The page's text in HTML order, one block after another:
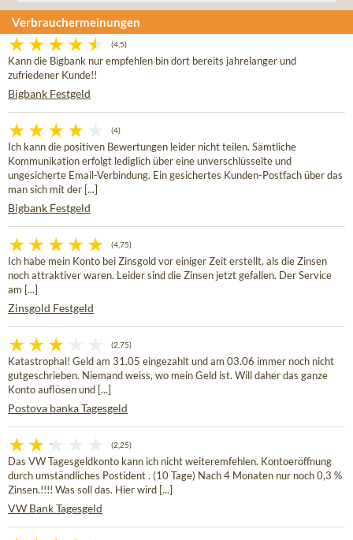
Verbrauchermeinungen
(4,5)
Kann die Bigbank nur empfehlen bin dort bereits jahrelanger und
zufriedener Kunde!!
Bigbank Festgeld
(4)
Ich kann die positiven Bewertungen leider nicht teilen. Sämtliche
Kommunikation erfolgt lediglich über eine unverschlüsselte und
ungesicherte Email-Verbindung. Ein gesichertes Kunden-Postfach über das
man sich mit der [...]
Bigbank Festgeld
(4,75)
Ich habe mein Konto bei Zinsgold vor einiger Zeit erstellt, als die Zinsen
noch attraktiver waren. Leider sind die Zinsen jetzt gefallen. Der Service
am [...]
Zinsgold Festgeld
(2,75)
Katastrophal! Geld am 31.05 eingezahlt und am 03.06 immer noch nicht
gutgeschrieben. Niemand weiss, wo mein Geld ist. Will daher das ganze
Konto auflösen und [...]
Postova banka Tagesgeld
(2,25)
Das VW Tagesgeldkonto kann ich nicht weiteremfehlen. Kontoeröffnung
durch umständliches Postident . (10 Tage) Nach 4 Monaten nur noch 0,3 %
Zinsen.!!!! Was soll das. Hier wird [...]
VW Bank Tagesgeld